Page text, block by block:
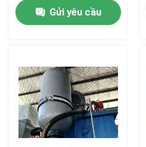
Máy thổi chai nhựa
Máy thổi khuôn HDPE
Máy thổi PP
Máy thổi khuôn tốc độ cao
Gửi yêu cầu